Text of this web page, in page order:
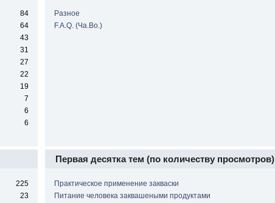
84
64
43
31
27
22
19
7
6
6
Разное
F.A.Q. (Ча.Во.)
225
23
Первая десятка тем (по количеству просмотров)
Практическое применение закваски
Питание человека заквашеными продуктами